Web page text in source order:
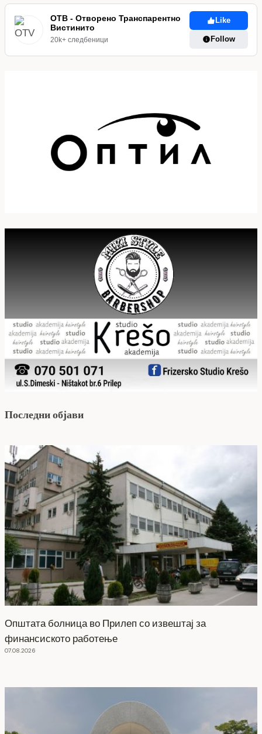
ОТВ - Отворено Транспарентно
Вистинито
20k+ следбеници
Like
Follow
Последни објави
Општата болница во Прилеп со извештај за
финансиското работење
07.08.2026